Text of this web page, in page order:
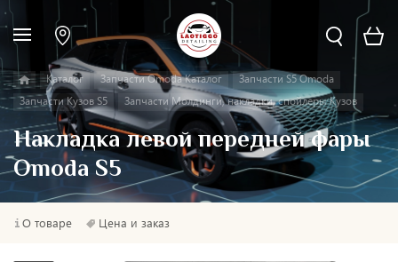
Каталог Запчасти Omoda Каталог
Запчасти S5 Omoda
Запчасти Кузов S5
Запчасти Молдинги, накладки, спойлеры Кузов
Накладка левой передней фары
Omoda S5
О товаре Цена и заказ